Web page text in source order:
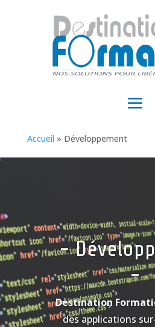
Accueil » Développement
-
-
Destination
des applications